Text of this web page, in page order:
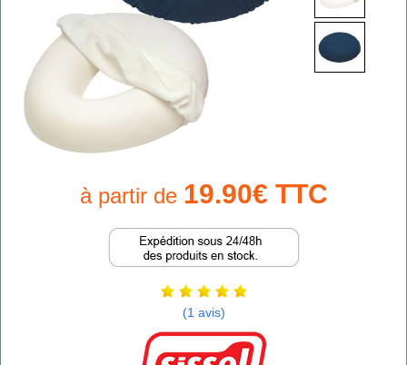
à partir de 19.90€ TTC
(1 avis)